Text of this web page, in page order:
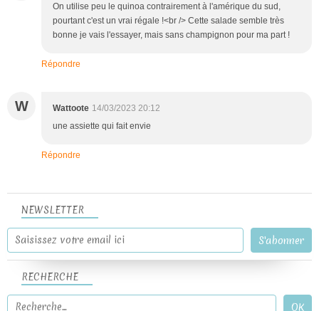
On utilise peu le quinoa contrairement à l'amérique du sud,
pourtant c'est un vrai régale !<br /> Cette salade semble très
bonne je vais l'essayer, mais sans champignon pour ma part !
Répondre
W Wattoote 14/03/2023 20:12
une assiette qui fait envie
Répondre
NEWSLETTER
RECHERCHE